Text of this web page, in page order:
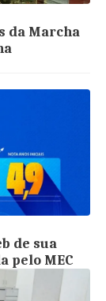
da Marcha
de sua
pelo MEC